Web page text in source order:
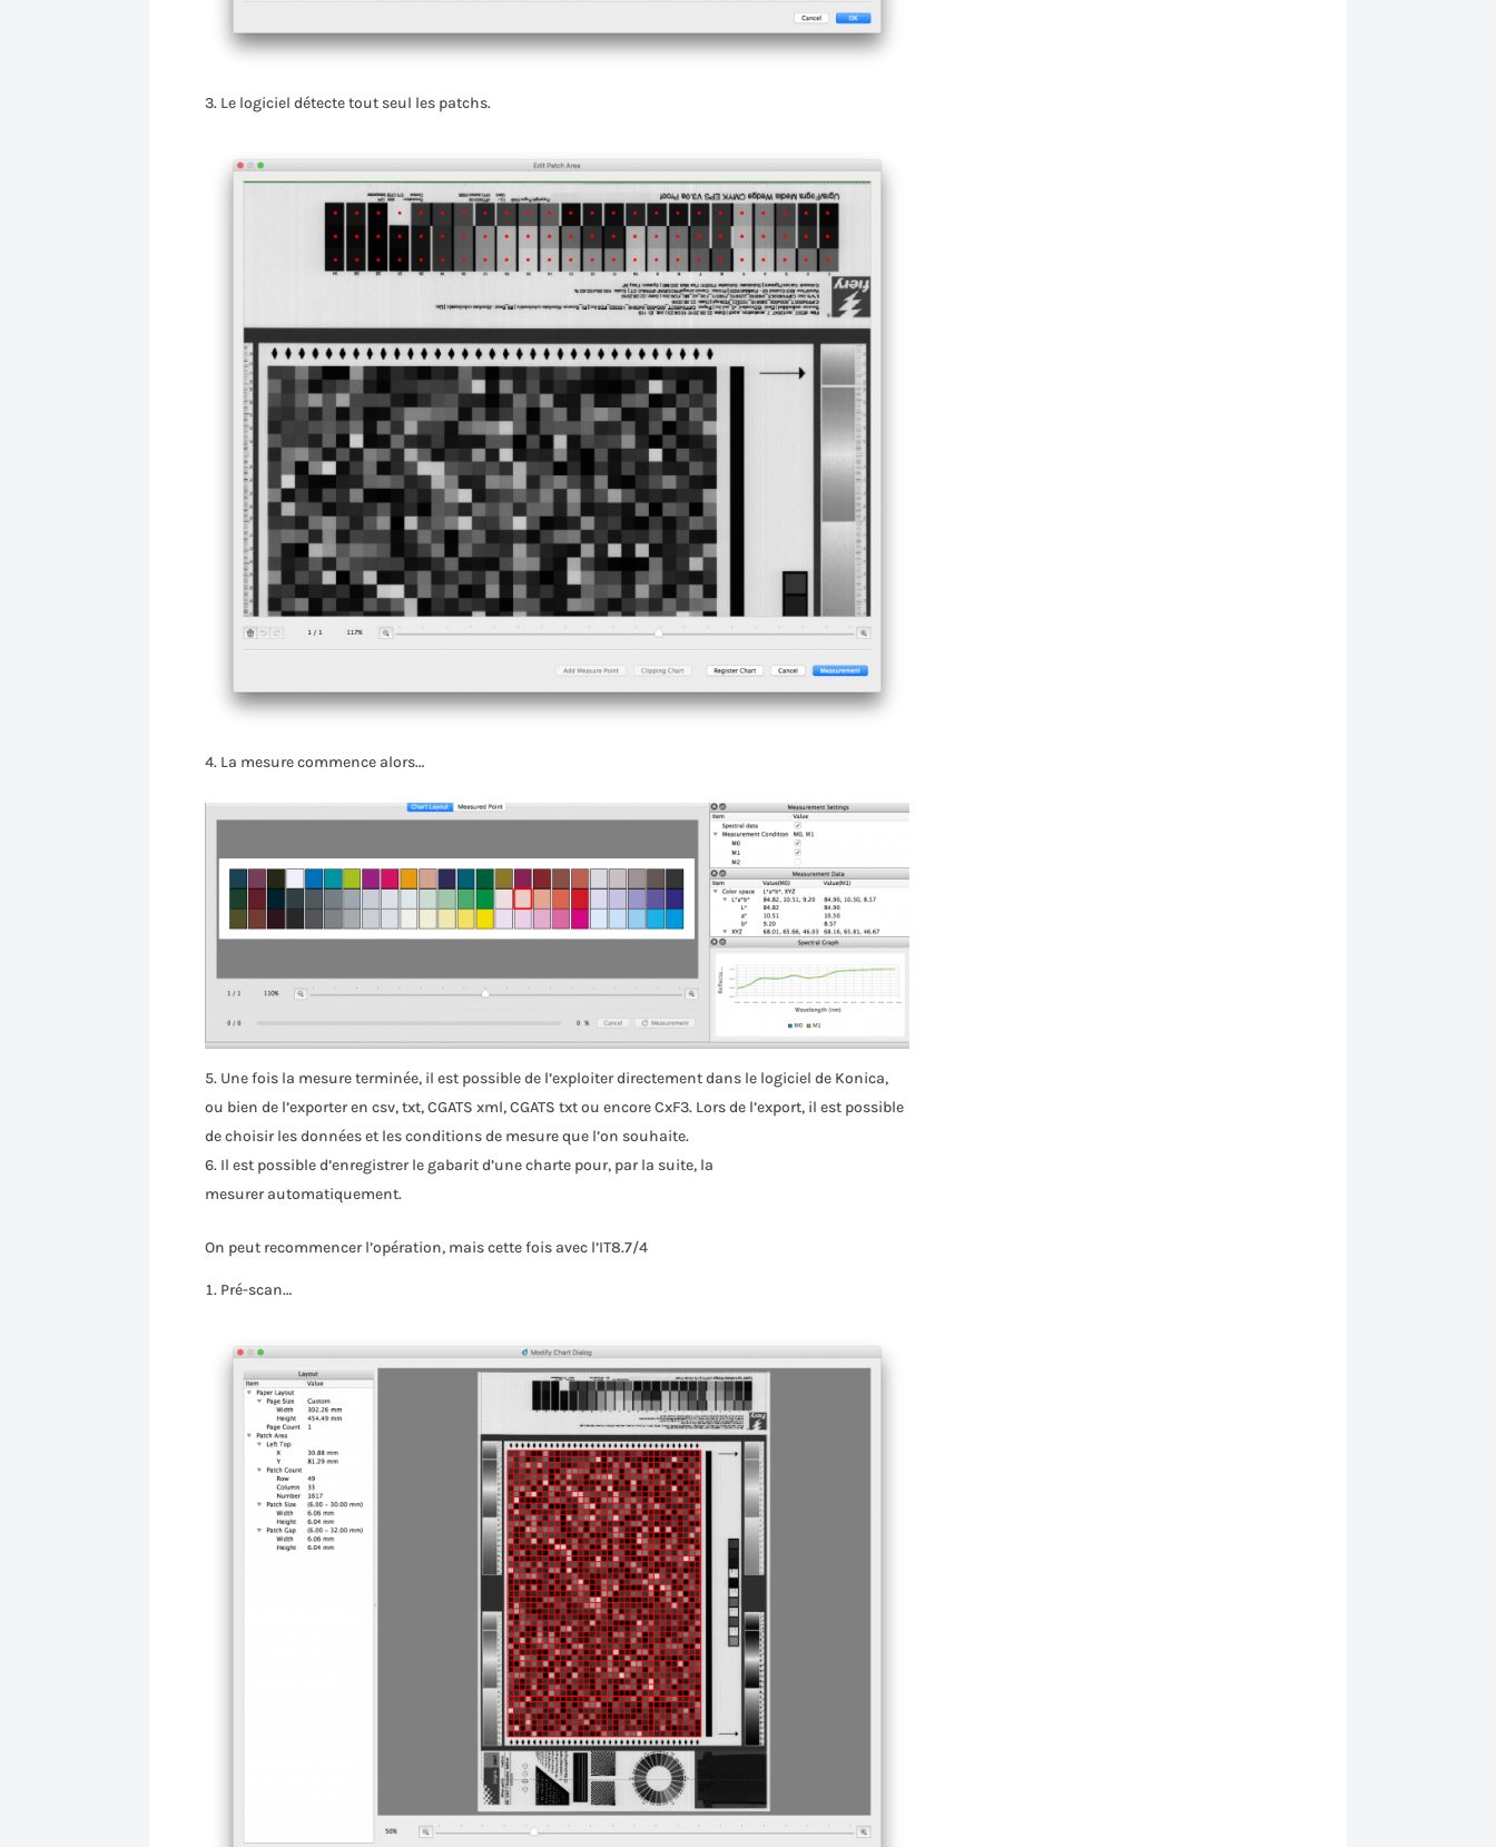
Le logiciel détecte tout seul les patchs.
La mesure commence alors…
Une fois la mesure terminée, il est possible de l’exploiter directement dans le logiciel de Konica,
ou bien de l’exporter en csv, txt, CGATS xml, CGATS txt ou encore CxF3. Lors de l’export, il est possible
de choisir les données et les conditions de mesure que l’on souhaite.
Il est possible d’enregistrer le gabarit d’une charte pour, par la suite, la
mesurer automatiquement.
On peut recommencer l’opération, mais cette fois avec l’IT8.7/4
Pré-scan…